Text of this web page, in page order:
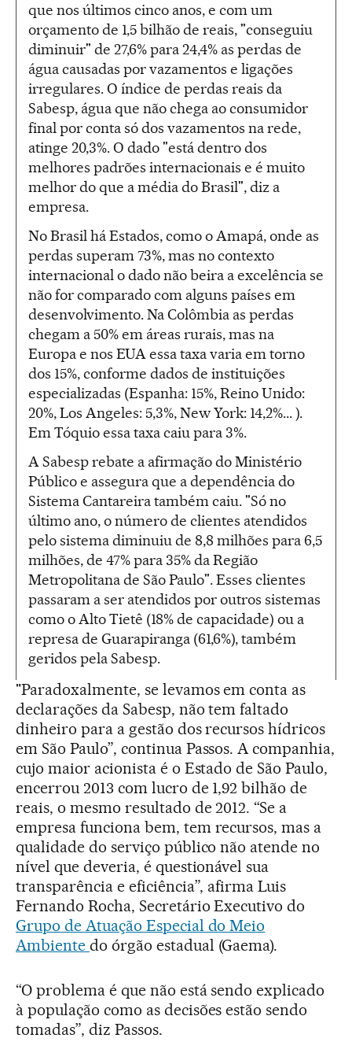
que nos últimos cinco anos, e com um
orçamento de 1,5 bilhão de reais, "conseguiu
diminuir" de 27,6% para 24,4% as perdas de
água causadas por vazamentos e ligações
irregulares. O índice de perdas reais da
Sabesp, águaque não chega ao consumidor
final por conta só dos vazamentos na rede,
atinge 20,3%. O dado "está dentro dos
melhores padrões internacionais e é muito
melhor do que a média do Brasil", diz a
empresa.
No Brasil há Estados, como o Amapá, onde as
perdas superam 73%, mas no contexto
internacional o dado não beira a excelência se
não for comparado com alguns países em
desenvolvimento. Na Colômbia as perdas
chegam a 50% em áreas rurais, mas na
Europa e nos EUA essa taxa varia em torno
dos 15%, conforme dados de instituições
especializadas (Espanha: 15%, Reino Unido:
20%, Los Angeles: 5,3%, New York: 14,2%... ).
Em Tóquio essa taxa caiu para 3%.
A Sabesp rebate a afirmação do Ministério
Público e assegura que a dependência do
Sistema Cantareira também caiu. "Só no
último ano, o número de clientes atendidos
pelo sistema diminuiu de 8,8 milhões para 6,5
milhões, de 47% para 35% da Região
Metropolitana de São Paulo". Esses clientes
passaram a ser atendidos por outros sistemas
como o Alto Tietê (18% de capacidade) ou a
represa de Guarapiranga (61,6%), também
geridos pela Sabesp.
"Paradoxalmente, se levamos em conta as
declarações da Sabesp, não tem faltado
dinheiro para a gestão dos recursos hídricos
em São Paulo”, continua Passos. A companhia,
cujo maior acionista é o Estado de São Paulo,
encerrou 2013 com lucro de 1,92 bilhão de
reais, o mesmo resultado de 2012. “Se a
empresa funciona bem, tem recursos, mas a
qualidade do serviço público não atende no
nível que deveria, é questionável sua
transparência e eficiência”, afirma Luis
Fernando Rocha, Secretário Executivo do
Grupo de Atuação Especial do Meio
Ambiente do órgão estadual (Gaema).
“O problema é que não está sendo explicado
à população como as decisões estão sendo
tomadas”, diz Passos.